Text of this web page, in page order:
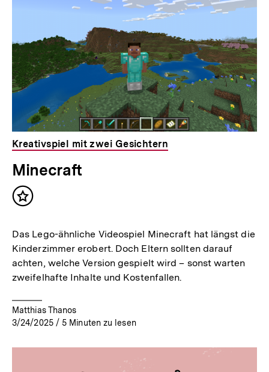
Kreativspiel mit zwei Gesichtern
Minecraft
Inhalt
Das Lego-ähnliche Videospiel Minecraft hat längst die
Kinderzimmer erobert. Doch Eltern sollten darauf
achten, welche Version gespielt wird – sonst warten
zweifelhafte Inhalte und Kostenfallen.
Matthias Thanos
3/24/2025 / 5 Minuten zu lesen